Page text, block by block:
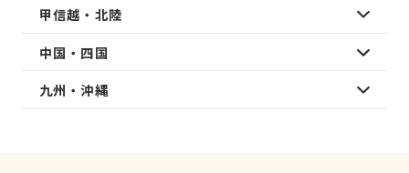
甲信越・北陸
中国・四国
九州・沖縄